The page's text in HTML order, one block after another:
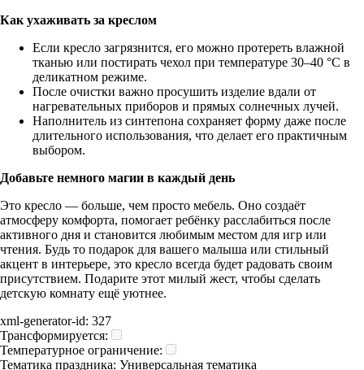
Как ухаживать за креслом
Если кресло загрязнится, его можно протереть влажной
тканью или постирать чехол при температуре 30–40 °C в
деликатном режиме.
После очистки важно просушить изделие вдали от
нагревательных приборов и прямых солнечных лучей.
Наполнитель из синтепона сохраняет форму даже после
длительного использования, что делает его практичным
выбором.
Добавьте немного магии в каждый день
Это кресло — больше, чем просто мебель. Оно создаёт
атмосферу комфорта, помогает ребёнку расслабиться после
активного дня и становится любимым местом для игр или
чтения. Будь то подарок для вашего малыша или стильный
акцент в интерьере, это кресло всегда будет радовать своим
присутствием. Подарите этот милый жест, чтобы сделать
детскую комнату ещё уютнее.
xml-generator-id: 327
Трансформируется:
Температурное ограничение:
Тематика праздника: Универсальная тематика